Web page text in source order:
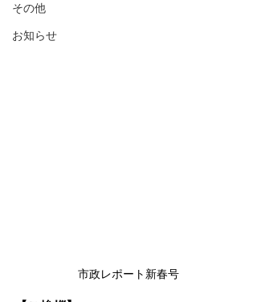
その他
お知らせ
市政レポート新春号